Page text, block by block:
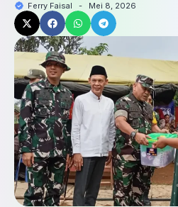
Ferry Faisal - Mei 8, 2026